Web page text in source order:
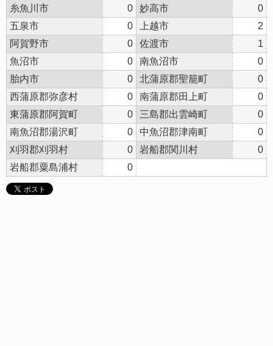
糸魚川市
0 妙高市
0
五泉市
0 上越市
2
阿賀野市
0 佐渡市
1
魚沼市
0 南魚沼市
0
胎内市
0 北蒲原郡聖籠町
0
西蒲原郡弥彦村
0 南蒲原郡田上町
0
東蒲原郡阿賀町
0 三島郡出雲崎町
0
南魚沼郡湯沢町
0 中魚沼郡津南町
0
刈羽郡刈羽村
0 岩船郡関川村
0
岩船郡粟島浦村
0